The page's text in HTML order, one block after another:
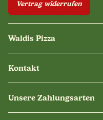
Vertrag widerrufen
Waldis Pizza
Kontakt
Unsere Zahlungsarten